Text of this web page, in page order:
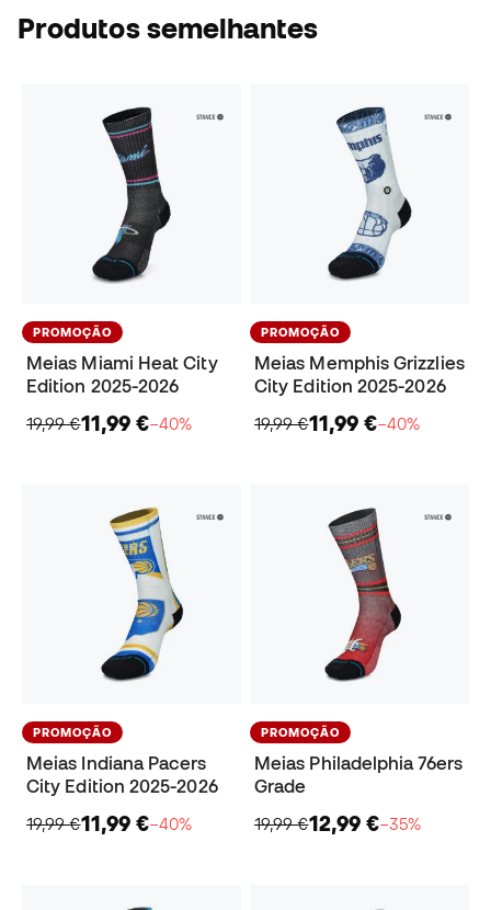
Produtos semelhantes
PROMOÇÃO
Meias Miami Heat City
Edition 2025-2026
19,99 €11,99 €−40%
PROMOÇÃO
Meias Memphis Grizzlies
City Edition 2025-2026
19,99 €11,99 €−40%
PROMOÇÃO
Meias Indiana Pacers
City Edition 2025-2026
19,99 €11,99 €−40%
PROMOÇÃO
Meias Philadelphia 76ers
Grade
19,99 €12,99 €−35%